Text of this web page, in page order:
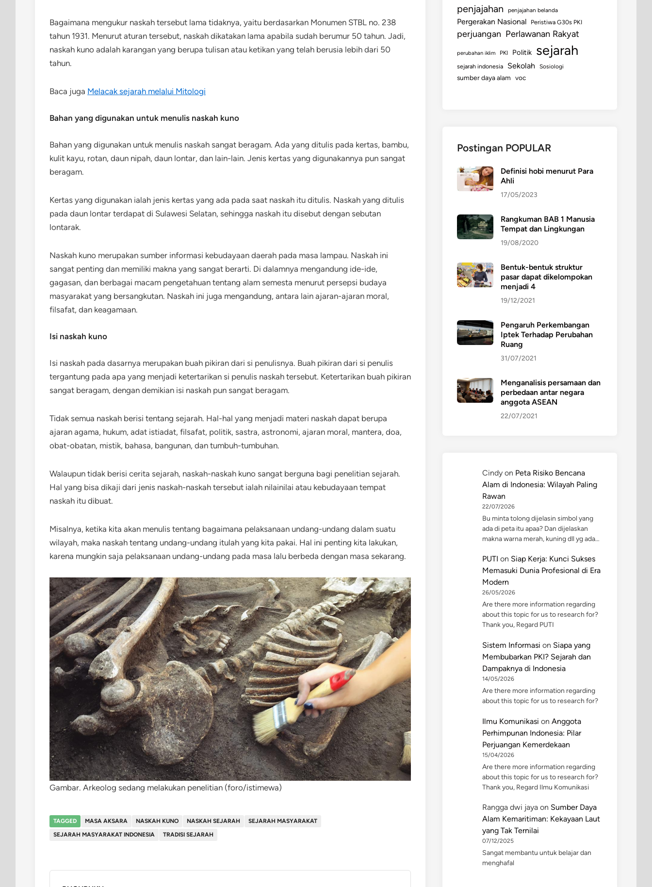
Bagaimana mengukur naskah tersebut lama tidaknya, yaitu berdasarkan Monumen STBL no. 238
tahun 1931. Menurut aturan tersebut, naskah dikatakan lama apabila sudah berumur 50 tahun. Jadi,
naskah kuno adalah karangan yang berupa tulisan atau ketikan yang telah berusia lebih dari 50
tahun.
Baca juga Melacak sejarah melalui Mitologi
Bahan yang digunakan untuk menulis naskah kuno
Bahan yang digunakan untuk menulis naskah sangat beragam. Ada yang ditulis pada kertas, bambu,
kulit kayu, rotan, daun nipah, daun lontar, dan lain-lain. Jenis kertas yang digunakannya pun sangat
beragam.
Kertas yang digunakan ialah jenis kertas yang ada pada saat naskah itu ditulis. Naskah yang ditulis
pada daun lontar terdapat di Sulawesi Selatan, sehingga naskah itu disebut dengan sebutan
lontarak.
Naskah kuno merupakan sumber informasi kebudayaan daerah pada masa lampau. Naskah ini
sangat penting dan memiliki makna yang sangat berarti. Di dalamnya mengandung ide-ide,
gagasan, dan berbagai macam pengetahuan tentang alam semesta menurut persepsi budaya
masyarakat yang bersangkutan. Naskah ini juga mengandung, antara lain ajaran-ajaran moral,
filsafat, dan keagamaan.
Isi naskah kuno
Isi naskah pada dasarnya merupakan buah pikiran dari si penulisnya. Buah pikiran dari si penulis
tergantung pada apa yang menjadi ketertarikan si penulis naskah tersebut. Ketertarikan buah pikiran
sangat beragam, dengan demikian isi naskah pun sangat beragam.
Tidak semua naskah berisi tentang sejarah. Hal-hal yang menjadi materi naskah dapat berupa
ajaran agama, hukum, adat istiadat, filsafat, politik, sastra, astronomi, ajaran moral, mantera, doa,
obat-obatan, mistik, bahasa, bangunan, dan tumbuh-tumbuhan.
Walaupun tidak berisi cerita sejarah, naskah-naskah kuno sangat berguna bagi penelitian sejarah.
Hal yang bisa dikaji dari jenis naskah-naskah tersebut ialah nilainilai atau kebudayaan tempat
naskah itu dibuat.
Misalnya, ketika kita akan menulis tentang bagaimana pelaksanaan undang-undang dalam suatu
wilayah, maka naskah tentang undang-undang itulah yang kita pakai. Hal ini penting kita lakukan,
karena mungkin saja pelaksanaan undang-undang pada masa lalu berbeda dengan masa sekarang.
Gambar. Arkeolog sedang melakukan penelitian (foro/istimewa)
TAGGED MASA AKSARA NASKAH KUNO NASKAH SEJARAH
SEJARAH MASYARAKAT
SEJARAH MASYARAKAT INDONESIA
TRADISI SEJARAH
penjajahan penjajahan belanda
Pergerakan Nasional Peristiwa G30s PKI
perjuangan Perlawanan Rakyat
perubahan iklim PKI Politik sejarah
sejarah indonesia Sekolah Sosiologi
sumber daya alam voc
Postingan POPULAR
Definisi hobi menurut Para
Ahli
17/05/2023
Rangkuman BAB 1 Manusia
Tempat dan Lingkungan
19/08/2020
Bentuk-bentuk struktur
pasar dapat dikelompokan
menjadi 4
19/12/2021
Pengaruh Perkembangan
Iptek Terhadap Perubahan
Ruang
31/07/2021
Menganalisis persamaan dan
perbedaan antar negara
anggota ASEAN
22/07/2021
Cindy on Peta Risiko Bencana
Alam di Indonesia: Wilayah Paling
Rawan
22/07/2026
Bu minta tolong dijelasin simbol yang
ada di peta itu apaa? Dan dijelaskan
makna warna merah, kuning dll yg ada…
PUTI on Siap Kerja: Kunci Sukses
Memasuki Dunia Profesional di Era
Modern
26/05/2026
Are there more information regarding
about this topic for us to research for?
Thank you, Regard PUTI
Sistem Informasi on Siapa yang
Membubarkan PKI? Sejarah dan
Dampaknya di Indonesia
14/05/2026
Are there more information regarding
about this topic for us to research for?
Ilmu Komunikasi on Anggota
Perhimpunan Indonesia: Pilar
Perjuangan Kemerdekaan
15/04/2026
Are there more information regarding
about this topic for us to research for?
Thank you, Regard Ilmu Komunikasi
Rangga dwi jaya on Sumber Daya
Alam Kemaritiman: Kekayaan Laut
yang Tak Ternilai
07/12/2025
Sangat membantu untuk belajar dan
menghafal